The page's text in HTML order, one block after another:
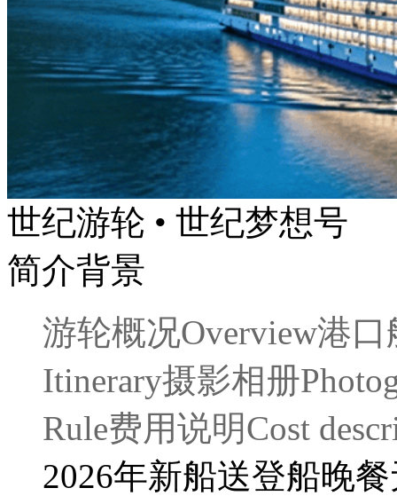
世纪游轮 • 世纪梦想号
简介背景
游轮概况Overview港口
Itinerary摄影相册
Rule费用说明Cost
2026年新船送登船晚餐